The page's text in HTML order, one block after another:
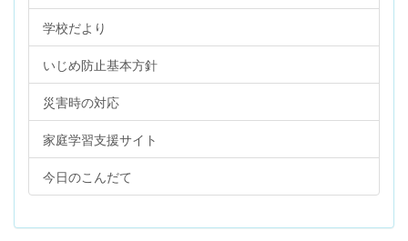
学校だより
いじめ防止基本方針
災害時の対応
家庭学習支援サイト
今日のこんだて